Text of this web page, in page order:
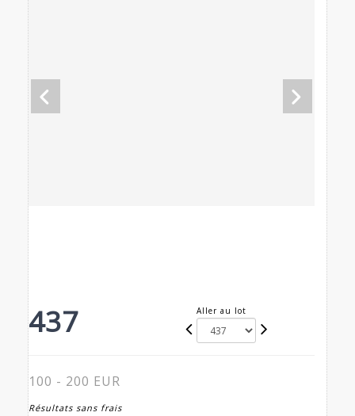
437 Aller au lot
100 - 200 EUR
Résultats sans frais